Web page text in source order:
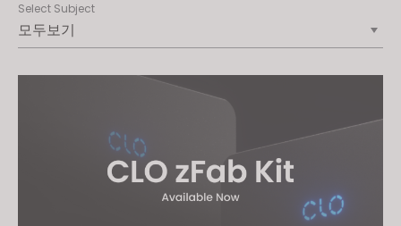
Select Subject